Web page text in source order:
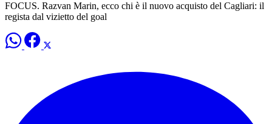
FOCUS. Razvan Marin, ecco chi è il nuovo acquisto del Cagliari: il
regista dal vizietto del goal